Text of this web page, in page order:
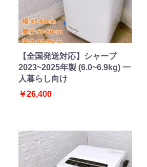
ブルーレイ・HDDレコー
DVD・BDプレイヤー
AV関連パーツ
洗濯機
冷蔵庫
家電セット
洗濯機
冷蔵庫
家電セット
神奈川県 洗濯機
冷蔵庫
家電セット
洗濯機
冷蔵庫
家電セット
洗濯機
冷蔵庫
家電セット
【全国発送対応】シャープ
2023~2025年製 (6.0~6.9kg) 一
人暮らし向け
￥26,400